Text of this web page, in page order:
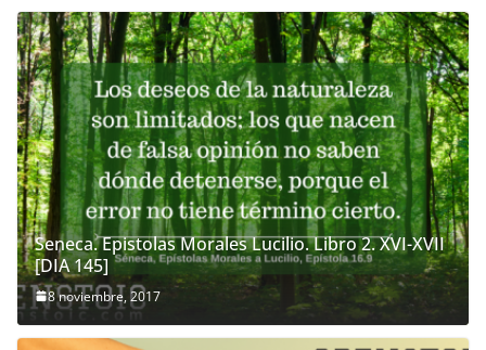
Seneca. Epistolas Morales Lucilio. Libro 2. XVI-XVII
[DIA 145]
8 noviembre, 2017